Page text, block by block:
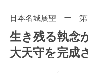
トピックス＆インフォメ
日本名城展望 ー
生き残る執念
大天守を完成